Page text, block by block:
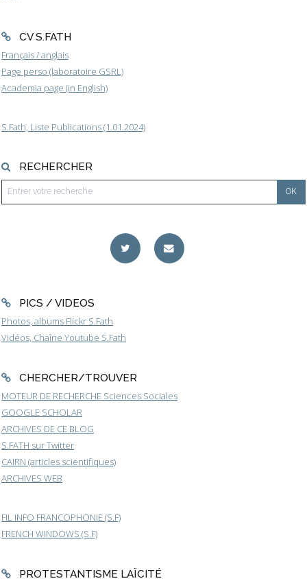
CV S.FATH
Français / anglais
Page perso (laboratoire GSRL)
Academia page (in English)
S.Fath, Liste Publications (1.01.2024)
RECHERCHER
PICS / VIDEOS
Photos, albums Flickr S.Fath
Vidéos, Chaîne Youtube S.Fath
CHERCHER/TROUVER
MOTEUR DE RECHERCHE Sciences Sociales
GOOGLE SCHOLAR
ARCHIVES DE CE BLOG
S.FATH sur Twitter
CAIRN (articles scientifiques)
ARCHIVES WEB
FIL INFO FRANCOPHONIE (S.F)
FRENCH WINDOWS (S.F)
PROTESTANTISME LAÏCITÉ